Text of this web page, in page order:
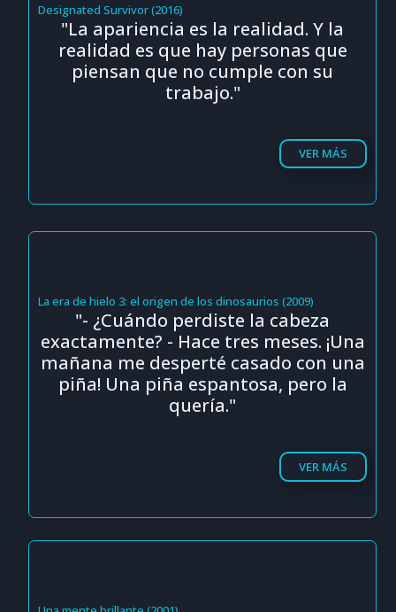
Designated Survivor (2016)
"La apariencia es la realidad. Y la
realidad es que hay personas que
piensan que no cumple con su
trabajo."
VER MÁS
La era de hielo 3: el origen de los dinosaurios (2009)
"- ¿Cuándo perdiste la cabeza
exactamente? - Hace tres meses. ¡Una
mañana me desperté casado con una
piña! Una piña espantosa, pero la
quería."
VER MÁS